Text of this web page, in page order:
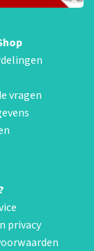
vragen
privacy